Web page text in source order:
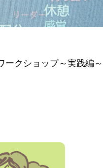
ークショップ～実践編～